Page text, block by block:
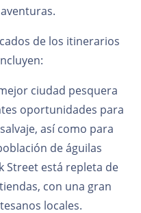
de los itinerarios
ciudad pesquera
oportunidades para
así como para
de águilas
Street está repleta de
con una gran
locales.